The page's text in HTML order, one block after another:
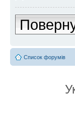
Список форумів